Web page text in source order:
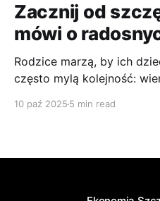
Zacznij od
mówi o
Rodzice marzą, by ich
często mylą kolejność:
odwrotnego – to
10 paź 2025 5 min read